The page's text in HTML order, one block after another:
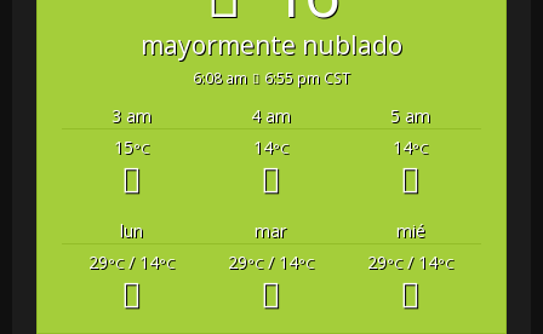
mayormente nublado
6:08 am 6:55 pm CST
3 am 4 am
5 am
15°C 14°C 14°C
lun mar
mié
29°C/ 14°C 29°C/ 14°C 29°C/ 14°C